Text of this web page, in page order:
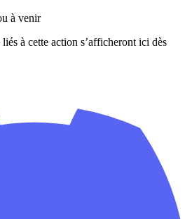
à venir
à cette action s’afficheront ici dès